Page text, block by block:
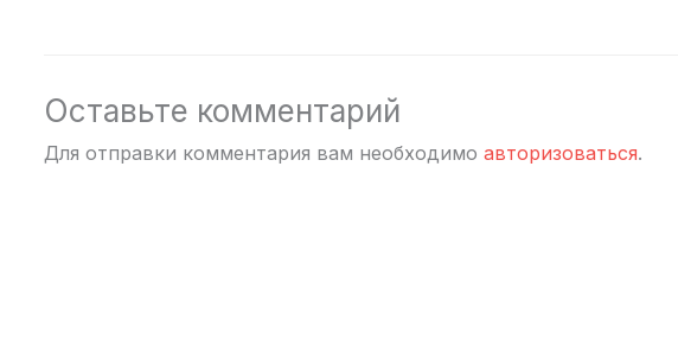
Оставьте комментарий
Для отправки комментария вам необходимо авторизоваться.